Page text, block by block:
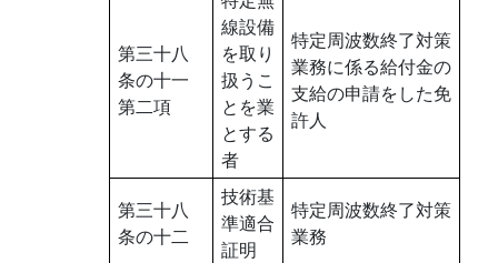
第三十八
条の十一
第二項
線設備
を取り
扱うこ
とを業
とする
者
特定周波数終了対策
業務に係る給付金の
支給の申請をした免
許人
第三十八
条の十二
技術基
準適合
証明
特定周波数終了対策
業務